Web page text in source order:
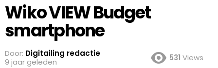
Wiko VIEW Budget
smartphone
Door: Digitailing redactie
9 jaar geleden
531 Views